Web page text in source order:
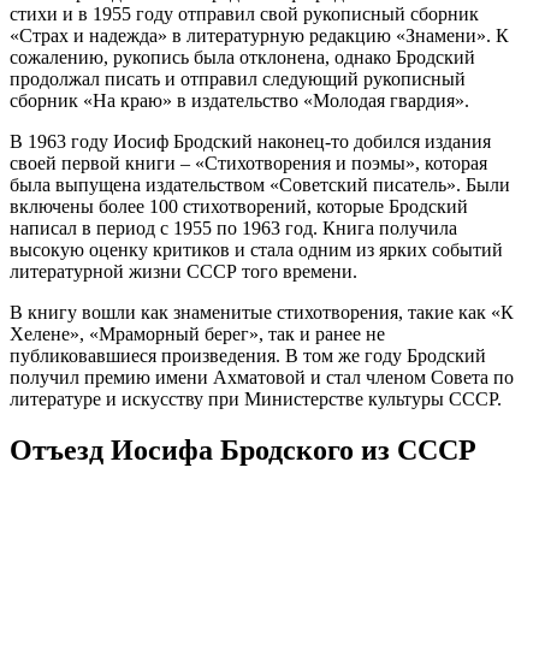
стихи и в 1955 году отправил свой рукописный сборник
«Страх и надежда» в литературную редакцию «Знамени». К
сожалению, рукопись была отклонена, однако Бродский
продолжал писать и отправил следующий рукописный
сборник «На краю» в издательство «Молодая гвардия».
В 1963 году Иосиф Бродский наконец-то добился издания
своей первой книги – «Стихотворения и поэмы», которая
была выпущена издательством «Советский писатель». Были
включены более 100 стихотворений, которые Бродский
написал в период с 1955 по 1963 год. Книга получила
высокую оценку критиков и стала одним из ярких событий
литературной жизни СССР того времени.
В книгу вошли как знаменитые стихотворения, такие как «К
Хелене», «Мраморный берег», так и ранее не
публиковавшиеся произведения. В том же году Бродский
получил премию имени Ахматовой и стал членом Совета по
литературе и искусству при Министерстве культуры СССР.
Отъезд Иосифа Бродского из СССР